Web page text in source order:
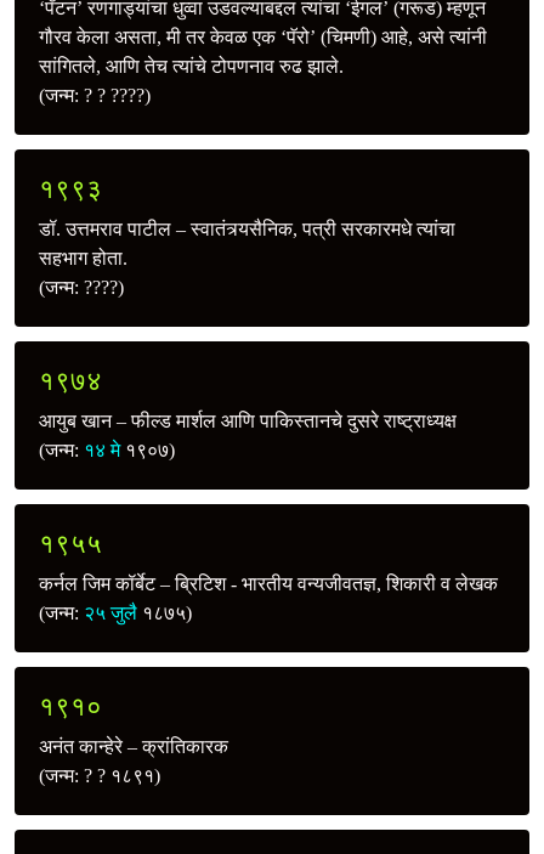
‘पॅटन’ रणगाड्यांचा धुव्वा उडवल्याबद्दल त्यांचा ‘ईगल’ (गरूड) म्हणून
गौरव केला असता, मी तर केवळ एक ‘पॅरो’ (चिमणी) आहे, असे त्यांनी
सांगितले, आणि तेच त्यांचे टोपणनाव रुढ झाले.
(जन्म: ? ? ????)
१९९३
डॉ. उत्तमराव पाटील – स्वातंत्र्यसैनिक, पत्री सरकारमधे त्यांचा
सहभाग होता.
(जन्म: ????)
१९७४
आयुब खान – फील्ड मार्शल आणि पाकिस्तानचे दुसरे राष्ट्राध्यक्ष
(जन्म: १४ मे १९०७)
१९५५
कर्नल जिम कॉर्बेट – ब्रिटिश - भारतीय वन्यजीवतज्ञ, शिकारी व लेखक
(जन्म: २५ जुलै १८७५)
१९१०
अनंत कान्हेरे – क्रांतिकारक
(जन्म: ? ? १८९१)